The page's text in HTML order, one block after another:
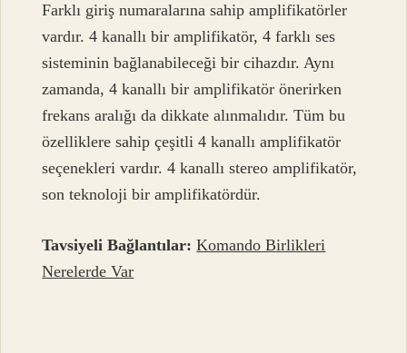
Farklı giriş numaralarına sahip amplifikatörler
vardır. 4 kanallı bir amplifikatör, 4 farklı ses
sisteminin bağlanabileceği bir cihazdır. Aynı
zamanda, 4 kanallı bir amplifikatör önerirken
frekans aralığı da dikkate alınmalıdır. Tüm bu
özelliklere sahip çeşitli 4 kanallı amplifikatör
seçenekleri vardır. 4 kanallı stereo amplifikatör,
son teknoloji bir amplifikatördür.
Tavsiyeli Bağlantılar: Komando Birlikleri
Nerelerde Var